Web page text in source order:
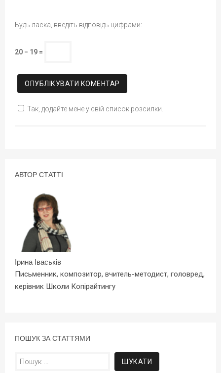
Будь ласка, введіть відповідь цифрами:
20 − 19 =
Так, додайте мене у свій список розсилки.
АВТОР СТАТТІ
Ірина Іваськів
Письменник, композитор, вчитель-методист, головред,
керівник Школи Копірайтингу
ПОШУК ЗА СТАТТЯМИ
Пошук: